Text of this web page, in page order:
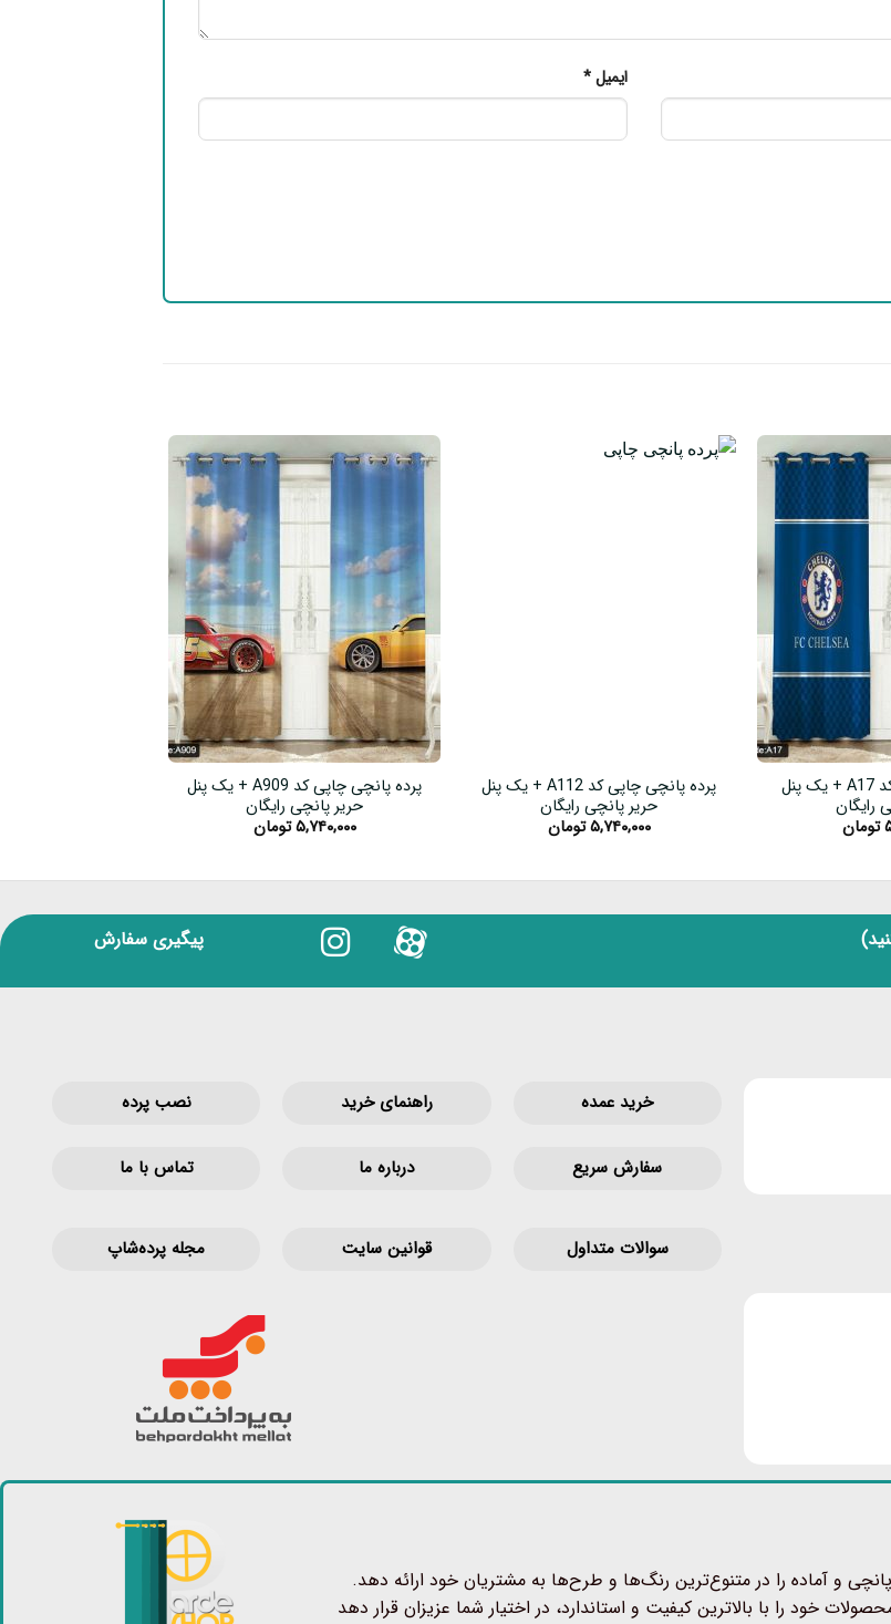
ایمیل*
پرده پانچی چاپی کد A17 + یک پنل
رایگان
تومان
پرده پانچی چاپی کد A112 + یک پنل
حریر پانچی رایگان
۵,۷۴۰,۰۰۰تومان
پرده پانچی چاپی کد A909 + یک پنل
حریر پانچی رایگان
۵,۷۴۰,۰۰۰تومان
پیگیری سفارش
خرید عمده راهنمای خرید نصب پرده
سفارش سریع درباره ما تماس با ما
سوالات متداول قوانین‌ سایت مجله پرده‌شاپ
و آماده را در متنوع‌ترین رنگ‌ها و طرح‌ها به مشتریان خود ارائه دهد.
خود را با بالاترین کیفیت و استاندارد، در اختیار شما عزیزان قرار دهد